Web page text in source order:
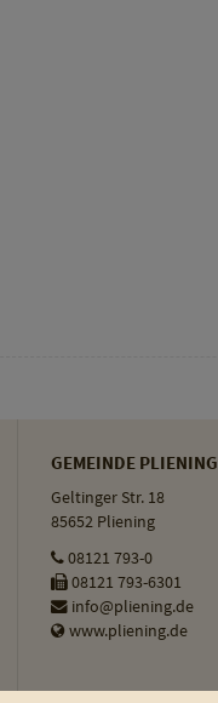
GEMEINDE PLIENING
Geltinger Str. 18
85652 Pliening
08121 793-0
08121 793-6301
info@pliening.de
www.pliening.de